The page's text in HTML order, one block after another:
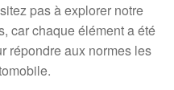
pas à explorer notre
car chaque élément a été
répondre aux normes les